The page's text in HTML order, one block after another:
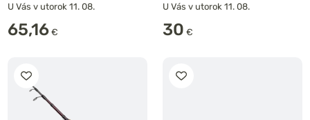
U Vás v utorok 11. 08.
65,16 €
U Vás v utorok 11. 08.
30 €